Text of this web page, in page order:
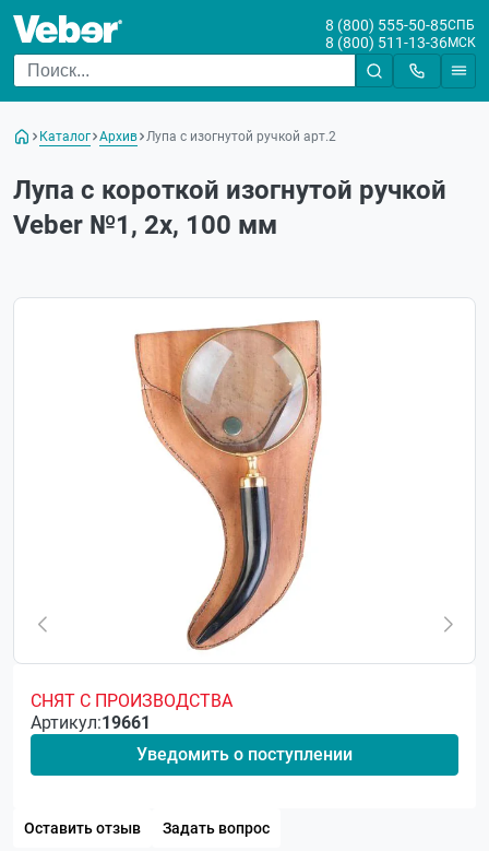
8 (800) 555-50-85СПБ
8 (800) 511-13-36МСК
Каталог Архив Лупа с изогнутой ручкой арт.2
Лупа с короткой изогнутой ручкой
Veber №1, 2x, 100 мм
СНЯТ С ПРОИЗВОДСТВА
Артикул:19661
Уведомить о поступлении
Оставить отзыв Задать вопрос